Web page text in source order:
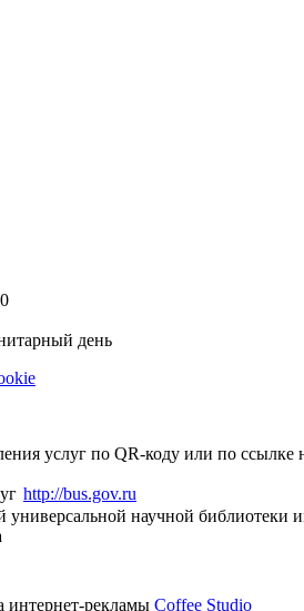
день
услуг по QR-коду или по ссылке
http://bus.gov.ru
научной библиотеки
интернет-рекламы Coffee Studio